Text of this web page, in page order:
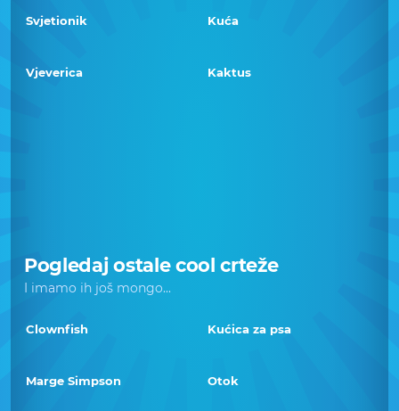
Svjetionik Kuća
Vjeverica Kaktus
Pogledaj ostale cool crteže
I imamo ih još mongo...
Clownfish Kućica za psa
Marge Simpson Otok